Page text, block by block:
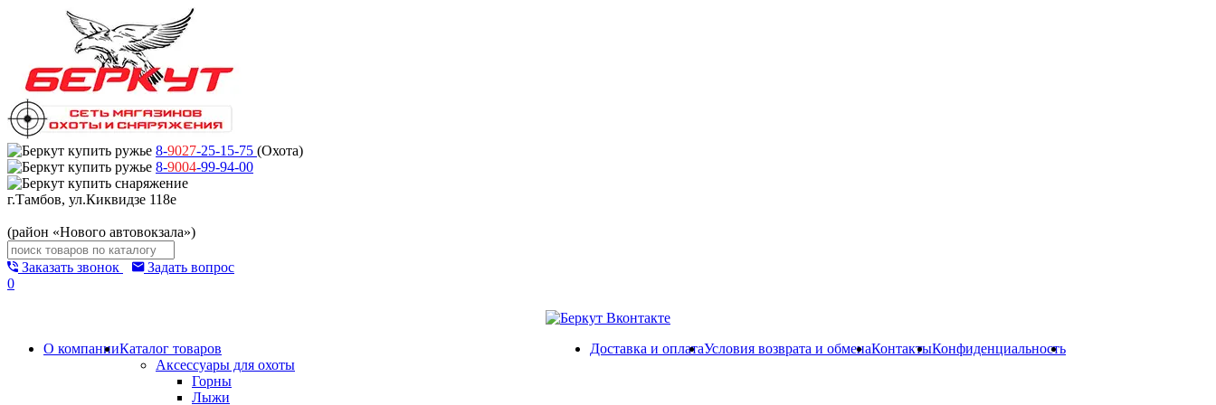
8-9027-25-15-75 (Охота)
8-9004-99-94-00
г.Тамбов, ул.Киквидзе 118е
(район «Нового автовокзала»)
Заказать звонок
Задать вопрос
0
О компанииКаталог товаров
Аксессуары для охоты
Горны
Лыжи
Доставка и оплатаУсловия возврата и обменаКонтактыКонфиденциальность